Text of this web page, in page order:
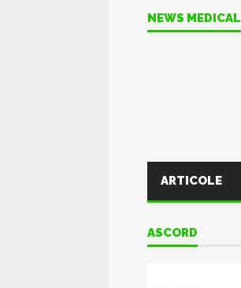
NEWS MEDICAL
ARTICOLE
ASCORD